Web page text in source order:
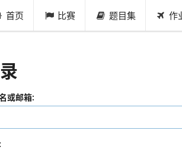
首页 比赛 题目集 作
或邮箱: